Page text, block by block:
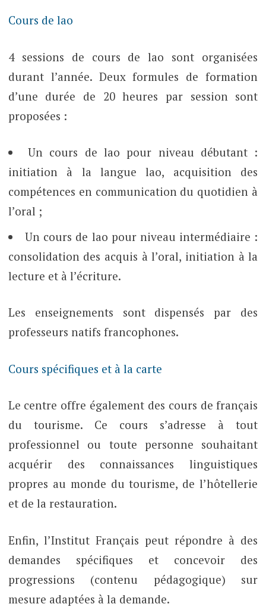
Cours de lao
4 sessions de cours de lao sont organisées
durant l’année. Deux formules de formation
d’une durée de 20 heures par session sont
proposées :
Un cours de lao pour niveau débutant :
initiation à la langue lao, acquisition des
compétences en communication du quotidien à
l’oral ;
Un cours de lao pour niveau intermédiaire :
consolidation des acquis à l’oral, initiation à la
lecture et à l’écriture.
Les enseignements sont dispensés par des
professeurs natifs francophones.
Cours spécifiques et à la carte
Le centre offre également des cours de français
du tourisme. Ce cours s’adresse à tout
professionnel ou toute personne souhaitant
acquérir des connaissances linguistiques
propres au monde du tourisme, de l’hôtellerie
et de la restauration.
Enfin, l’Institut Français peut répondre à des
demandes spécifiques et concevoir des
progressions (contenu pédagogique) sur
mesure adaptées à la demande.